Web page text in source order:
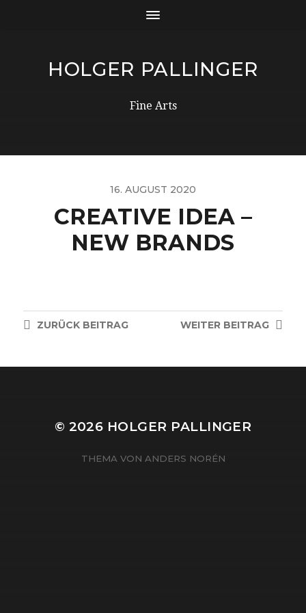
HOLGER PALLINGER
Fine Arts
16. AUGUST 2020
CREATIVE IDEA –
NEW BRANDS
WEITER BEITRAG
ZURÜCKBEITRAG
© 2026 HOLGER PALLINGER
THEMA VON ANDERS NORÉN